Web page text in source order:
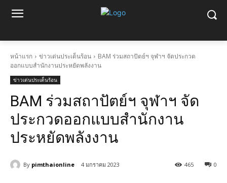
หน้าแรก ข่าวเด่นประเด็นร้อน
BAM ร่วมสถาปัตย์ฯ จุฬาฯ จัดประกวด
ออกแบบสำนักงานประหยัดพลังงาน
ข่าวเด่นประเด็นร้อน
BAM ร่วมสถาปัตย์ฯ จุฬาฯ จัด
ประกวดออกแบบสำนักงาน
ประหยัดพลังงาน
By pimthaionline 4 มกราคม 2023 0
465